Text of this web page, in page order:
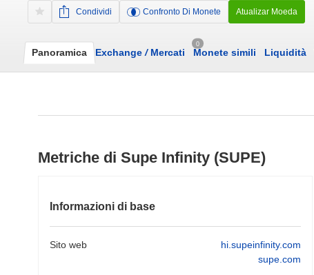
Condividi Confronto Di Monete Atualizar Moeda
Panoramica Exchange /Mercati
0
Monete simili Liquidità
Metriche di Supe Infinity (SUPE)
Informazioni di base
Sito web
hi.supeinfinity.com
supe.com